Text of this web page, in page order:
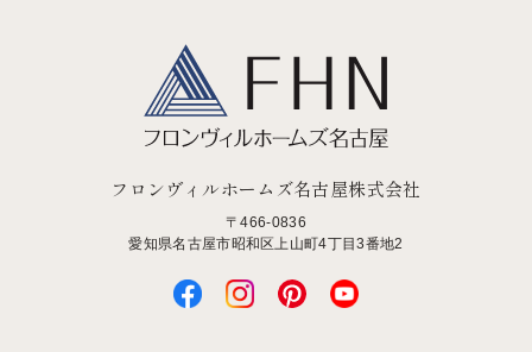
フロンヴィルホームズ名古屋株式会社
〒466-0836
愛知県名古屋市昭和区上山町4丁目3番地2